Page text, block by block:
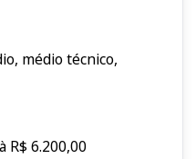
médio técnico,
R$ 6.200,00